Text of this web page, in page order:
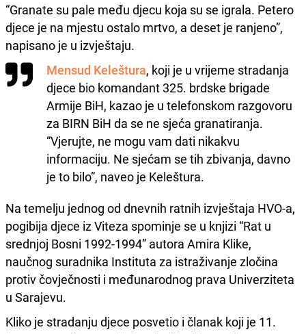
“Granate su pale među djecu koja su se igrala. Petero
djece je na mjestu ostalo mrtvo, a deset je ranjeno”,
napisano je u izvještaju.
Mensud Keleštura, koji je u vrijeme stradanja
djece bio komandant 325. brdske brigade
Armije BiH, kazao je u telefonskom razgovoru
za BIRN BiH da se ne sjeća granatiranja.
“Vjerujte, ne mogu vam dati nikakvu
informaciju. Ne sjećam se tih zbivanja, davno
je to bilo”, naveo je Keleštura.
Na temelju jednog od dnevnih ratnih izvještaja HVO-a,
pogibija djece iz Viteza spominje se u knjizi “Rat u
srednjoj Bosni 1992-1994” autora Amira Klike,
naučnog suradnika Instituta za istraživanje zločina
protiv čovječnosti i međunarodnog prava Univerziteta
u Sarajevu.
Kliko je stradanju djece posvetio i članak koji je 11.